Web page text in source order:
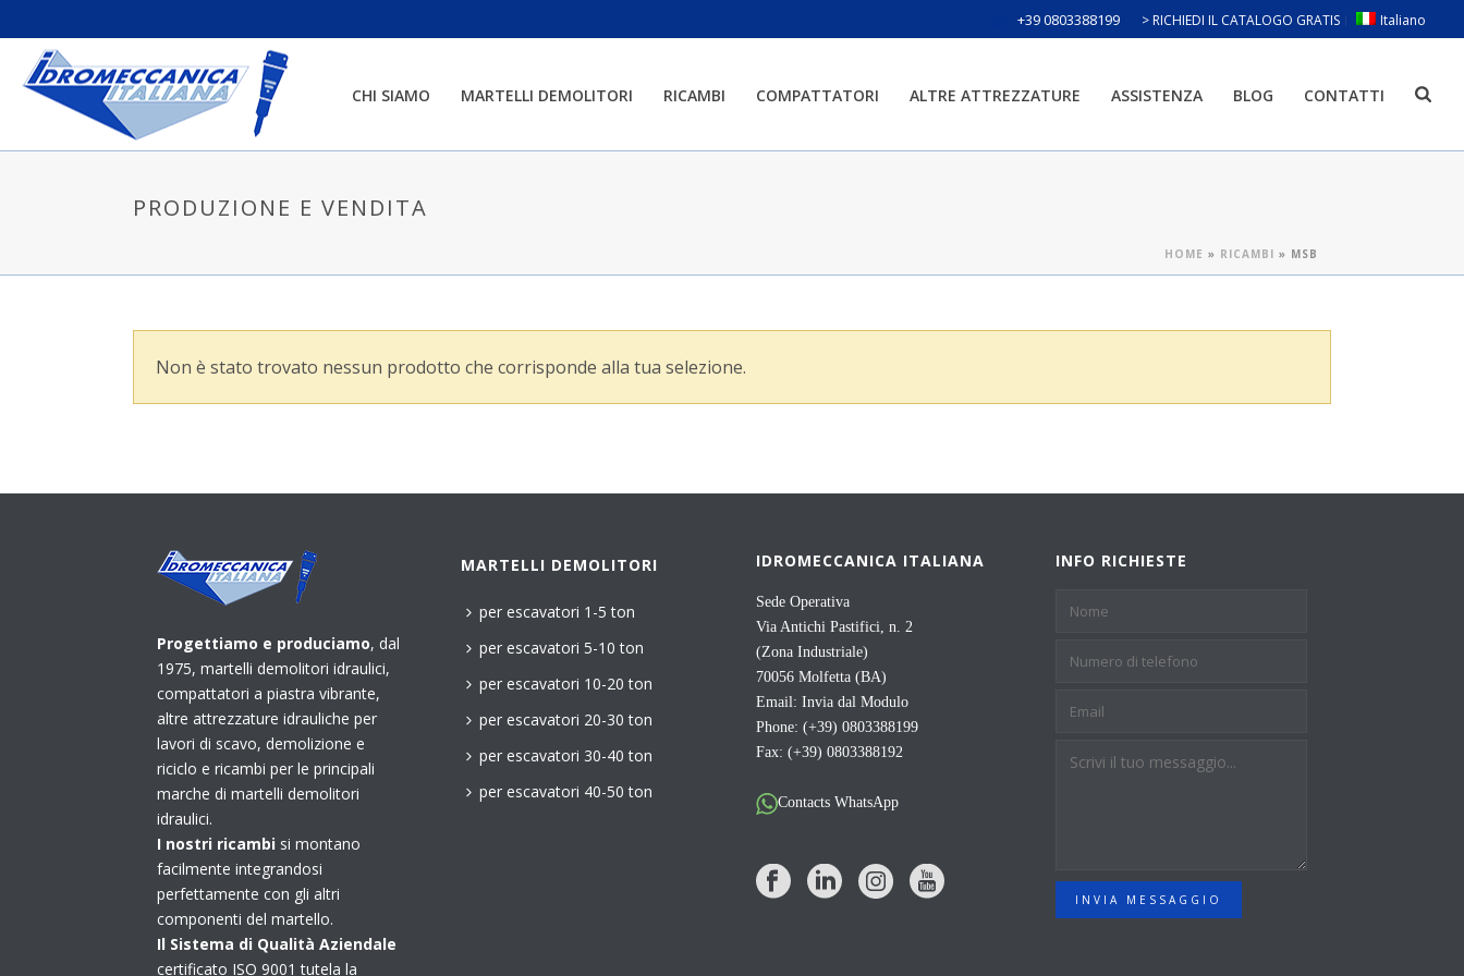
> RICHIEDI IL CATALOGO GRATIS Italiano
+39 0803388199
CHI SIAMO MARTELLI DEMOLITORI RICAMBI COMPATTATORI ALTRE ATTREZZATURE ASSISTENZA BLOG CONTATTI
PRODUZIONE E VENDITA
HOME » RICAMBI » MSB
Non è stato trovato nessun prodotto che corrisponde alla tua selezione.
Progettiamo e produciamo, dal
1975, martelli demolitori idraulici,
compattatori a piastra vibrante,
altre attrezzature idrauliche per
lavori di scavo, demolizione e
riciclo e ricambi per le principali
marche di martelli demolitori
idraulici.
I nostri ricambi si montano
facilmente integrandosi
perfettamente con gli altri
componenti del martello.
Il Sistema di Qualità Aziendale
certificato ISO 9001 tutela la
MARTELLI DEMOLITORI
per escavatori 1-5 ton
per escavatori 5-10 ton
per escavatori 10-20 ton
per escavatori 20-30 ton
per escavatori 30-40 ton
per escavatori 40-50 ton
IDROMECCANICA ITALIANA
Sede Operativa
Via Antichi Pastifici, n. 2
(Zona Industriale)
70056 Molfetta (BA)
Email: Invia dal Modulo
Phone: (+39) 0803388199
Fax: (+39) 0803388192
Contacts WhatsApp
INFO RICHIESTE
INVIA MESSAGGIO